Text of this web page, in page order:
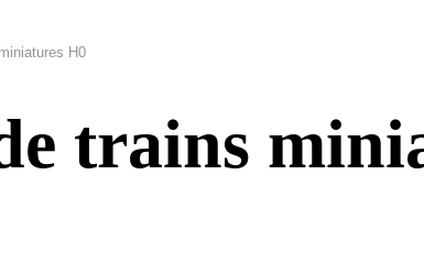
H0
trains